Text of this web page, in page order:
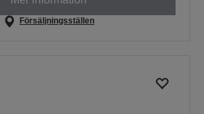
Försäljningsställen